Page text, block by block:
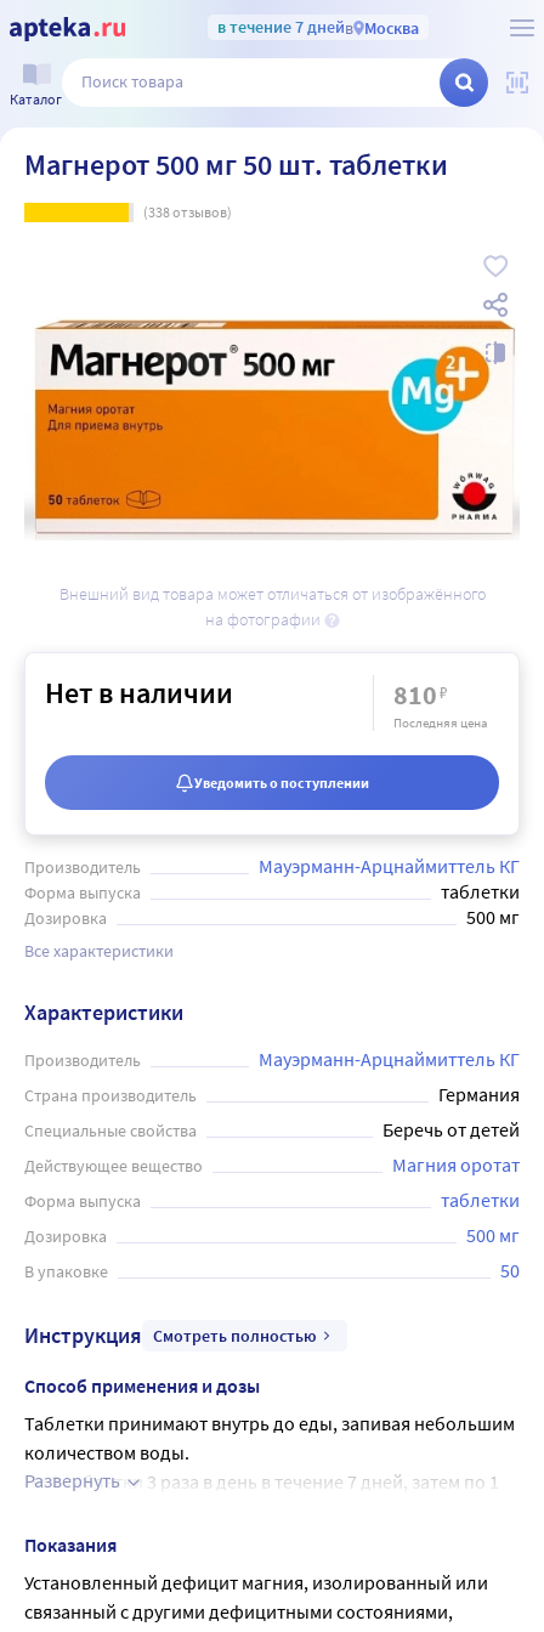
в течение 7 днейв Москва
Каталог
Магнерот 500 мг 50 шт. таблетки
(338отзывов)
Внешний вид товара может отличаться от изображённого
на фотографии
Производитель Мауэрманн-Арцнаймиттель КГ
Форма выпуска таблетки
Дозировка 500 мг
Все характеристики
Нет в наличии 810₽
Последняя цена
Уведомить о поступлении
Характеристики
Производитель Мауэрманн-Арцнаймиттель КГ
Страна производитель Германия
Специальные свойства Беречь от детей
Действующее вещество Магния оротат
Форма выпуска таблетки
Дозировка 500 мг
В упаковке 50
Инструкция Смотреть полностью
Способ применения и дозы
Таблетки принимают внутрь до еды, запивая небольшим
количеством воды.
По 2 таблетки 3 раза в день в течение 7 дней, затем по 1
курса лечения - 4 недели. Лечение следует прекратить
сразу после нормализации концентрации магния в
Развернуть
Показания
Установленный дефицит магния, изолированный или
связанный с другими дефицитными состояниями,